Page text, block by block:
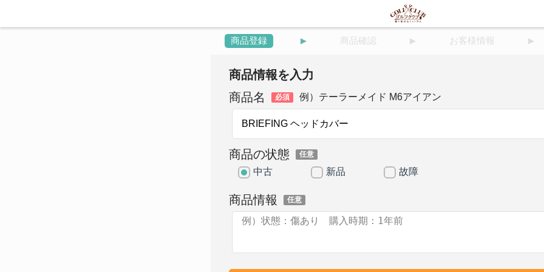
商品登録 商品確認 お客様情報
商品情報を入力
商品名
必須 例）テーラーメイド M6アイアン
商品の状態 任意
中古 新品 故障
商品情報 任意